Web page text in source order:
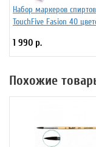
Набор маркеров
TouchFive Fasion 40
1 990 р.
Похожие